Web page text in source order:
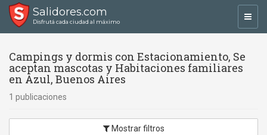
Salidores.com
Disfrutá cada ciudad al máximo
Campings y dormis con Estacionamiento, Se
aceptan mascotas y Habitaciones familiares
en Azul, Buenos Aires
1 publicaciones
Mostrar filtros